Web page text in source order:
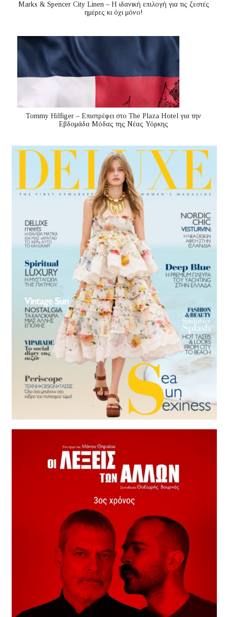
Marks & Spencer City Linen – Η ιδανική επιλογή για τις ζεστές
ημέρες κι όχι μόνο!
Tommy Hilfiger – Επιστρέφει στο The Plaza Hotel για την
Εβδομάδα Μόδας της Νέας Υόρκης